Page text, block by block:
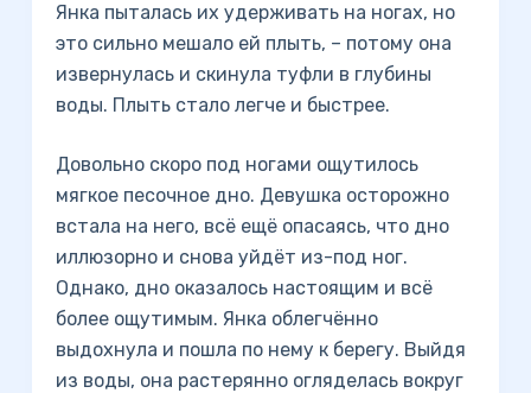
Янка пыталась их удерживать на ногах, но
это сильно мешало ей плыть, – потому она
извернулась и скинула туфли в глубины
воды. Плыть стало легче и быстрее.
Довольно скоро под ногами ощутилось
мягкое песочное дно. Девушка осторожно
встала на него, всё ещё опасаясь, что дно
иллюзорно и снова уйдёт из-под ног.
Однако, дно оказалось настоящим и всё
более ощутимым. Янка облегчённо
выдохнула и пошла по нему к берегу. Выйдя
из воды, она растерянно огляделась вокруг